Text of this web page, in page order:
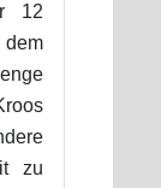
12
zu